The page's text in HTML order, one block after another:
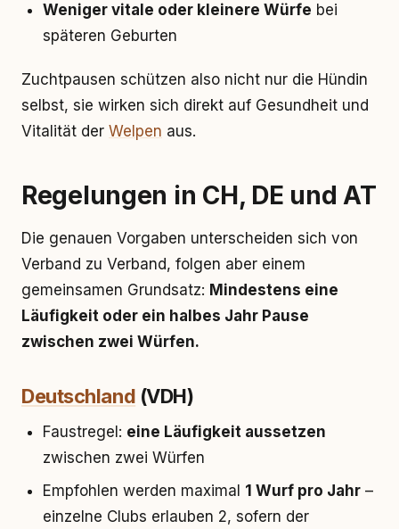
Weniger vitale oder kleinere Würfe bei
späteren Geburten
Zuchtpausen schützen also nicht nur die Hündin
selbst, sie wirken sich direkt auf Gesundheit und
Vitalität der Welpen aus.
Regelungen in CH, DE und AT
Die genauen Vorgaben unterscheiden sich von
Verband zu Verband, folgen aber einem
gemeinsamen Grundsatz: Mindestens eine
Läufigkeit oder ein halbes Jahr Pause
zwischen zwei Würfen.
Deutschland (VDH)
Faustregel: eine Läufigkeit aussetzen
zwischen zwei Würfen
Empfohlen werden maximal 1 Wurf pro Jahr –
einzelne Clubs erlauben 2, sofern der